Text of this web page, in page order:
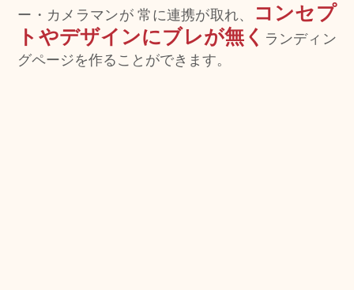
ー・カメラマンが常に連携が取れ、
コンセプ
トやデザインにブレが無く ランディン
グページを作ることができます。